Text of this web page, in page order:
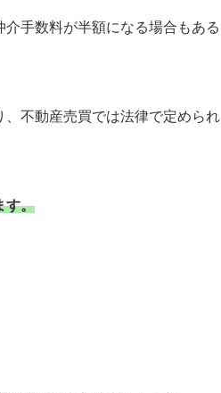
手数料が半額になる場合もある
不動産売買では法律で定められ
す。